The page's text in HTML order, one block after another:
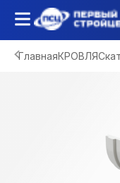
ГлавнаяКРОВЛЯ